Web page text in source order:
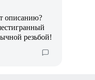
описанию?
резьбой!